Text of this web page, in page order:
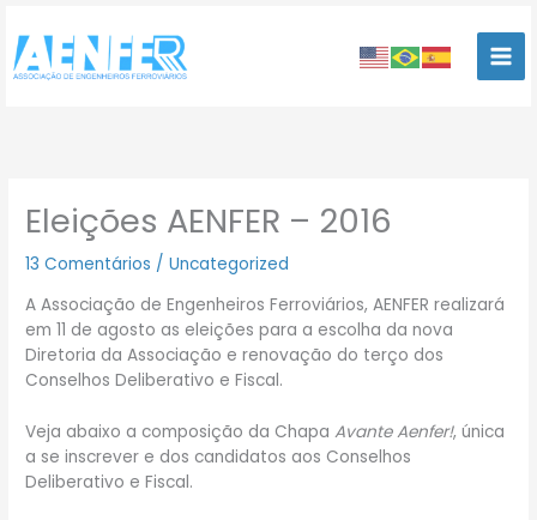
para
conteúdo
Eleições AENFER – 2016
13 Comentários /Uncategorized
A Associação de Engenheiros Ferroviários, AENFER realizará
em 11 de agosto as eleições para a escolha da nova
Diretoria da Associação e renovação do terço dos
Conselhos Deliberativo e Fiscal.
Veja abaixo a composição da ChapaAvante Aenfer!, única
a se inscrever e dos candidatos aos Conselhos
Deliberativo e Fiscal.